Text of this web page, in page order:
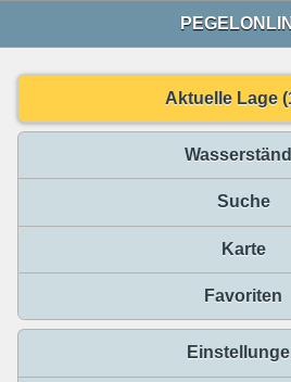
Aktuelle Lage
Suche
Karte
Favoriten